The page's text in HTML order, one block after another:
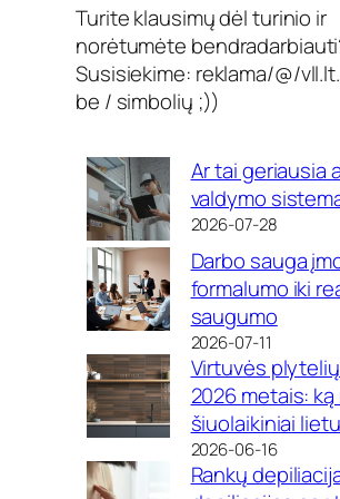
Turite klausimų dėl turinio ir
norėtumėte
Susisiekime: reklama/@/
be / simbolių ;))
Ar tai geriausia
valdymo
2026-07-28
Darbo sauga
formalumo iki
saugumo
2026-07-11
Virtuvės
2026 metais:
šiuolaikiniai
2026-06-16
Rankų